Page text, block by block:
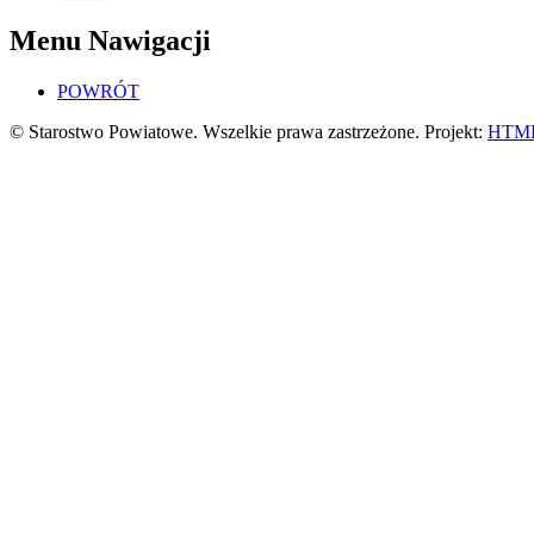
Menu Nawigacji
POWRÓT
© Starostwo Powiatowe. Wszelkie prawa zastrzeżone. Projekt: